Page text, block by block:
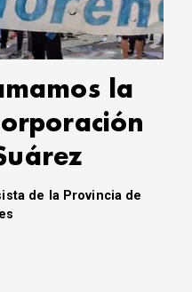
la
de la Provincia de